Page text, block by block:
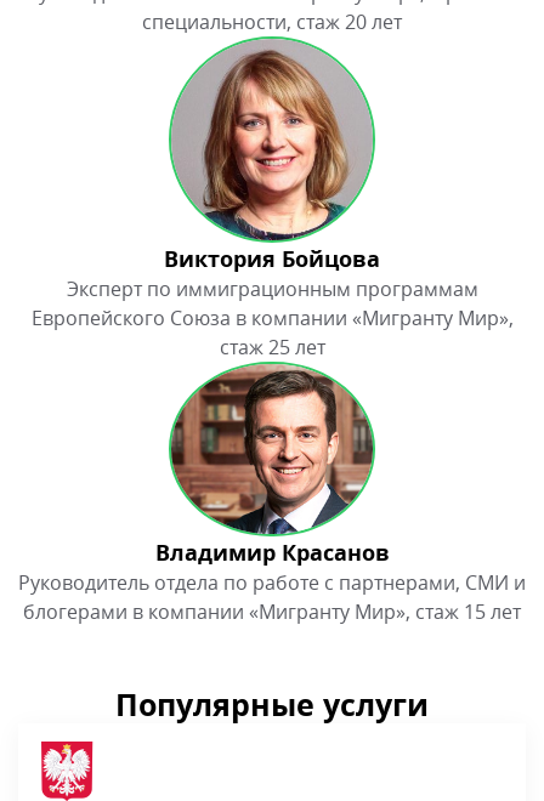
специальности, стаж 20 лет
Виктория Бойцова
Эксперт по иммиграционным программам
Европейского Союза в компании «Мигранту Мир»,
стаж 25 лет
Владимир Красанов
Руководитель отдела по работе с партнерами, СМИ и
блогерами в компании «Мигранту Мир», стаж 15 лет
Популярные услуги